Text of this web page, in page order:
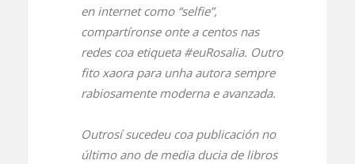
en internet como “selfie”,
compartíronse onte a centos nas
redes coa etiqueta #euRosalia. Outro
fito xaora para unha autora sempre
rabiosamente moderna e avanzada.
Outrosí sucedeu coa publicación no
último ano de media ducia de libros